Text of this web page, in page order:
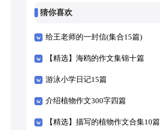
猜你喜欢
给王老师的一封信(集合15篇)
【精选】海鸥的作文集锦十篇
游泳小学日记15篇
介绍植物作文300字四篇
【精选】描写的植物作文合集10篇